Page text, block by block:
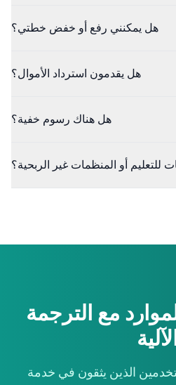
هل يمكنني رفع أو خفض خطتي؟
هل يقدمون استرداد الأموال؟
هل هناك رسوم خفية؟
أو المنظمات غير الربحية؟
مع الترجمة
الآلية
الذين يثقون في خدمة